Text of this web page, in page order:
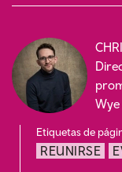
Etiquetas de
REUNIRSE